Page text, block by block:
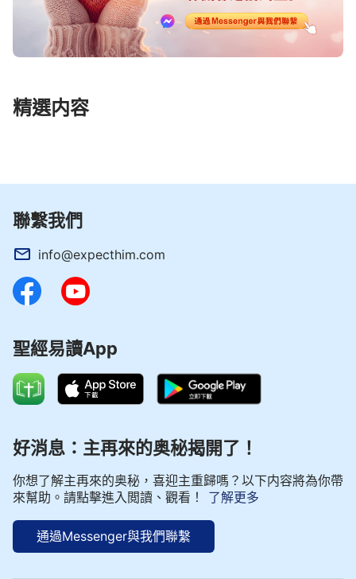
精選内容
聯繫我們
info@expecthim.com
聖經易讀App
好消息：主再來的奥秘揭開了！
你想了解主再來的奥秘，喜迎主重歸嗎？以下内容將為你帶
來幫助。請點擊進入閲讀、觀看！
了解更多
通過Messenger與我們聯繫